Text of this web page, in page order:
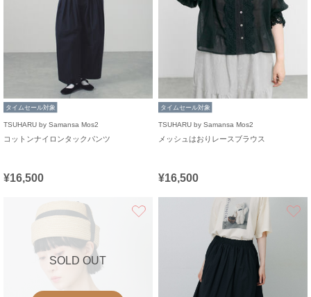
タイムセール対象
TSUHARU by Samansa Mos2
コットンナイロンタックパンツ
¥16,500
タイムセール対象
TSUHARU by Samansa Mos2
メッシュはおりレースブラウス
¥16,500
SOLD OUT